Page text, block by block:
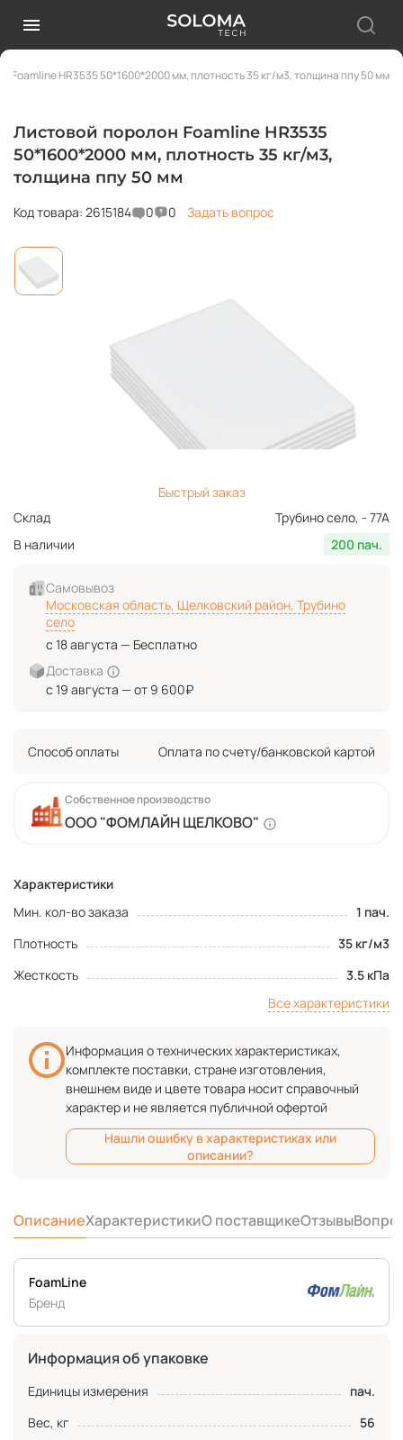
Foamline HR3535 50*1600*2000 мм, плотность 35 кг/м3, толщина ппу 50 мм
Листовой поролон Foamline HR3535
50*1600*2000 мм, плотность 35 кг/м3,
толщина ппу 50 мм
Код товара: 2615184 0 0 Задать вопрос
Характеристики
Мин. кол-во заказа
1 пач.
Плотность
35 кг/м3
Жесткость
3.5 кПа
Все характеристики
Собственное производство
ООО "ФОМЛАЙН ЩЕЛКОВО"
Быстрый заказ
Склад
Трубино село, - 77А
В наличии
200 пач.
Самовывоз
Московская область, Щелковский район, Трубино
село
с 18 августа — Бесплатно
Доставка
с 19 августа — от 9 600₽
Способ оплаты Оплата по счету/банковской картой
Информация о технических характеристиках,
комплекте поставки, стране изготовления,
внешнем виде и цвете товара носит справочный
характер и не является публичной офертой
Нашли ошибку в характеристиках или
описании?
ОписаниеХарактеристикиО поставщикеОтзывы
FoamLine
Бренд
Информация об упаковке
Единицы измерения
пач.
Вес, кг
56